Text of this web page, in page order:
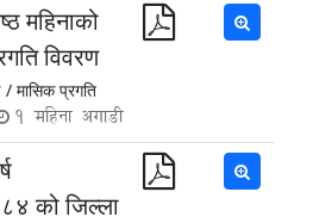
महिनाको
विवरण
/ मासिक प्रगति
1 महिना अगाडी
को जिल्ला